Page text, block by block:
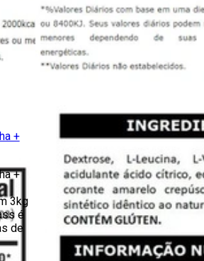
+
+
3kg
é
de